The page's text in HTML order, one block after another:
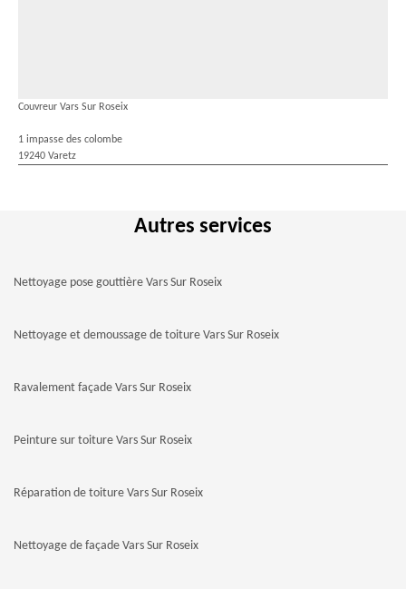
Couvreur Vars Sur Roseix
1 impasse des colombe
19240 Varetz
Autres services
Nettoyage pose gouttière Vars Sur Roseix
Nettoyage et demoussage de toiture Vars Sur Roseix
Ravalement façade Vars Sur Roseix
Peinture sur toiture Vars Sur Roseix
Réparation de toiture Vars Sur Roseix
Nettoyage de façade Vars Sur Roseix